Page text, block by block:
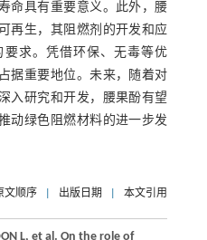
命具有重要意义。此外，腰
再生，其阻燃剂的开发和应
求。凭借环保、无毒等优
据重要地位。未来，随着对
入研究和开发，腰果酚有望
动绿色阻燃材料的进一步发
文顺序 出版日期 本文引用
L, et al. On the role of